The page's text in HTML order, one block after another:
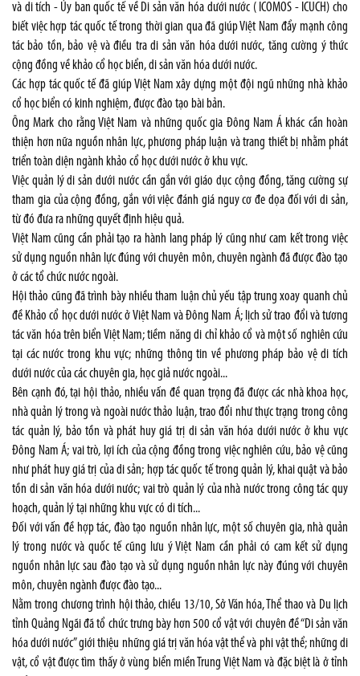
và di tích - Ủy ban quốc tế về Di sản văn hóa dưới nước ( ICOMOS - ICUCH) cho
biết việc hợp tác quốc tế trong thời gian qua đã giúp Việt Nam đẩy mạnh công
tác bảo tồn, bảo vệ và điều tra di sản văn hóa dưới nước, tăng cường ý thức
cộng đồng về khảo cổ học biển, di sản văn hóa dưới nước.
Các hợp tác quốc tế đã giúp Việt Nam xây dựng một đội ngũ những nhà khảo
cổ học biển có kinh nghiệm, được đào tạo bài bản.
Ông Mark cho rằng Việt Nam và những quốc gia Đông Nam Á khác cần hoàn
thiện hơn nữa nguồn nhân lực, phương pháp luận và trang thiết bị nhằm phát
triển toàn diện ngành khảo cổ học dưới nước ở khu vực.
Việc quản lý di sản dưới nước cần gắn với giáo dục cộng đồng, tăng cường sự
tham gia của cộng đồng, gắn với việc đánh giá nguy cơ đe dọa đối với di sản,
từ đó đưa ra những quyết định hiệu quả.
Việt Nam cũng cần phải tạo ra hành lang pháp lý cũng như cam kết trong việc
sử dụng nguồn nhân lực đúng với chuyên môn, chuyên ngành đã được đào tạo
ở các tổ chức nước ngoài.
Hội thảo cũng đã trình bày nhiều tham luận chủ yếu tập trung xoay quanh chủ
đề Khảo cổ học dưới nước ở Việt Nam và Đông Nam Á; lịch sử trao đổi và tương
tác văn hóa trên biển Việt Nam; tiềm năng di chỉ khảo cổ và một số nghiên cứu
tại các nước trong khu vực; những thông tin về phương pháp bảo vệ di tích
dưới nước của các chuyên gia, học giả nước ngoài...
Bên cạnh đó, tại hội thảo, nhiều vấn đề quan trọng đã được các nhà khoa học,
nhà quản lý trong và ngoài nước thảo luận, trao đổi như thực trạng trong công
tác quản lý, bảo tồn và phát huy giá trị di sản văn hóa dưới nước ở khu vực
Đông Nam Á; vai trò, lợi ích của cộng đồng trong việc nghiên cứu, bảo vệ cũng
như phát huy giá trị của di sản; hợp tác quốc tế trong quản lý, khai quật và bảo
tồn di sản văn hóa dưới nước; vai trò quản lý của nhà nước trong công tác quy
hoạch, quản lý tại những khu vực có di tích...
Đối với vấn đề hợp tác, đào tạo nguồn nhân lực, một số chuyên gia, nhà quản
lý trong nước và quốc tế cũng lưu ý Việt Nam cần phải có cam kết sử dụng
nguồn nhân lực sau đào tạo và sử dụng nguồn nhân lực này đúng với chuyên
môn, chuyên ngành được đào tạo...
Nằm trong chương trình hội thảo, chiều 13/10, Sở Văn hóa, Thể thao và Du lịch
tỉnh Quảng Ngãi đã tổ chức trưng bày hơn 500 cổ vật với chuyên đề “Di sản văn
hóa dưới nước” giới thiệu những giá trị văn hóa vật thể và phi vật thể; những di
vật, cổ vật được tìm thấy ở vùng biển miền Trung Việt Nam và đặc biệt là ở tỉnh